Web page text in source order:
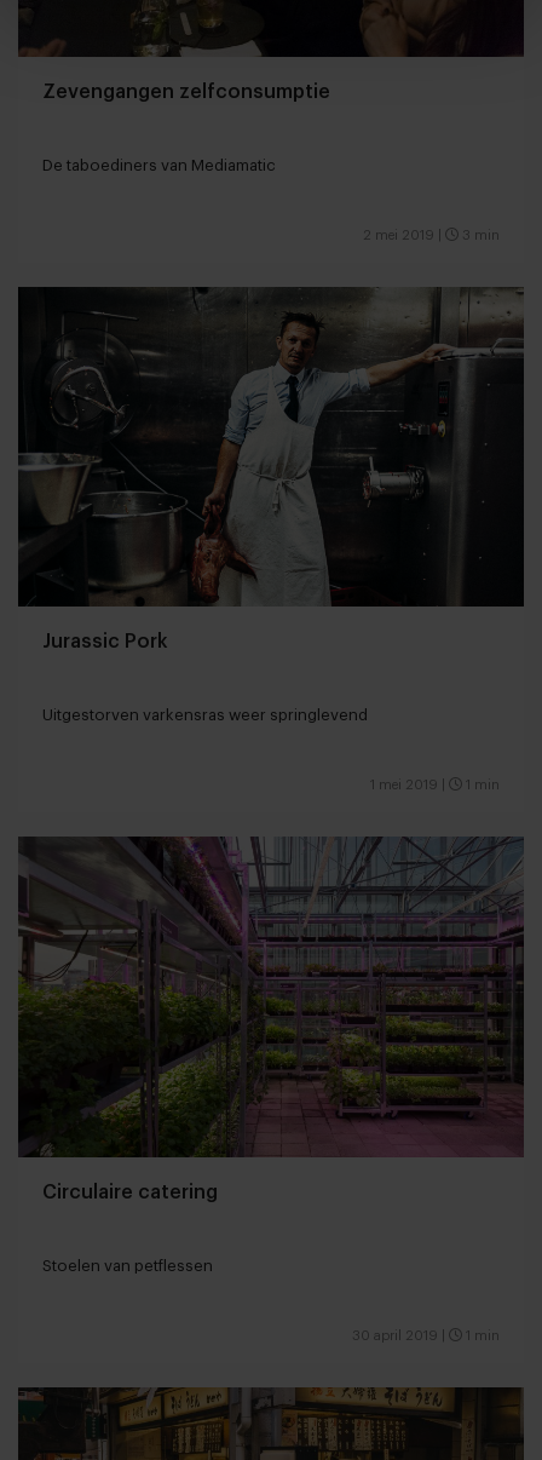
Zevengangen zelfconsumptie
De taboediners van Mediamatic
2 mei 2019 3 min
Jurassic Pork
Uitgestorven varkensras weer springlevend
1 mei 2019 1 min
Circulaire catering
Stoelen van petflessen
30 april 2019 1 min